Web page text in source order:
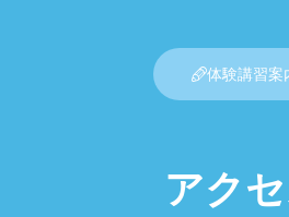
体験講習案
アク